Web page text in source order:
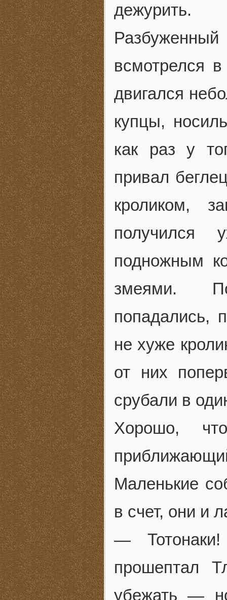
дежурить.
всмотрелся
двигался
купцы,
как раз у
привал
кроликом,
подножным
змеями.
попадались,
не хуже
от них
срубали в
Хорошо,
Маленькие
в счет, они и
— Тотонаки!
прошептал
убежать —